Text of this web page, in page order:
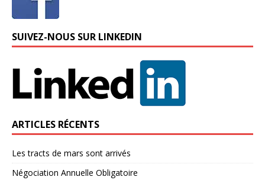
SUIVEZ-NOUS SUR LINKEDIN
ARTICLES RÉCENTS
Les tracts de mars sont arrivés
Négociation Annuelle Obligatoire